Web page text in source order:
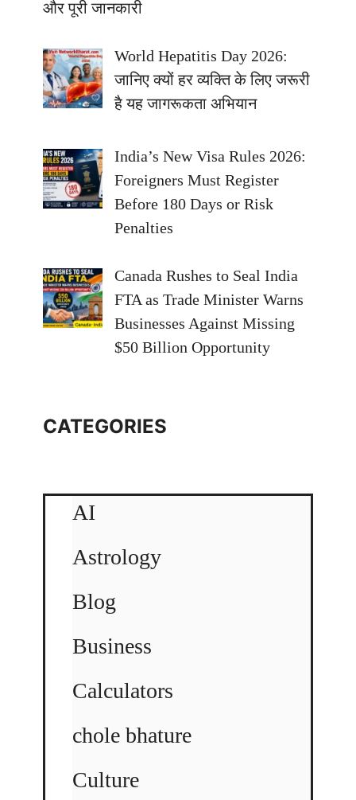
और पूरी जानकारी
World Hepatitis Day 2026:
जानिए क्यों हर व्यक्ति के लिए जरूरी
है यह जागरूकता अभियान
India’s New Visa Rules 2026:
Foreigners Must Register
Before 180 Days or Risk
Penalties
Canada Rushes to Seal India
FTA as Trade Minister Warns
Businesses Against Missing
$50 Billion Opportunity
CATEGORIES
AI
Astrology
Blog
Business
Calculators
chole bhature
Culture